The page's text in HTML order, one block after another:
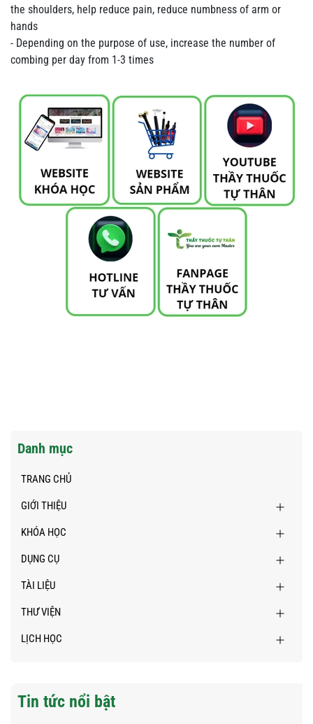
the shoulders, help reduce pain, reduce numbness of arm or
hands
- Depending on the purpose of use, increase the number of
combing per day from 1-3 times
Danh mục
TRANG CHỦ
GIỚI THIỆU
KHÓA HỌC
DỤNG CỤ
TÀI LIỆU
THƯ VIỆN
LỊCH HỌC
Tin tức nổi bật